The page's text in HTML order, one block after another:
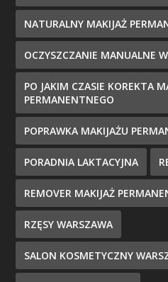
NATURALNY MAKIJAŻ
OCZYSZCZANIE MANUALNE
PO JAKIM CZASIE KOREKTA
PERMANENTNEGO
POPRAWKA MAKIJAŻU
PORADNIA LAKTACYJNA
REMOVER MAKIJAŻ
RZĘSY WARSZAWA
SALON KOSMETYCZNY